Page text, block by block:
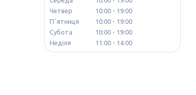
Четвер
10:00
19:00
Пʼятниця
10:00
19:00
Субота
10:00
19:00
Неділя
11:00 14:00